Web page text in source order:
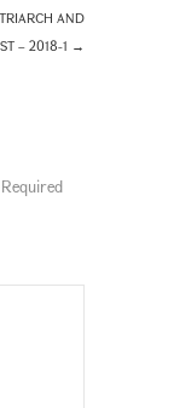
AND
– 2018-1 →
Required